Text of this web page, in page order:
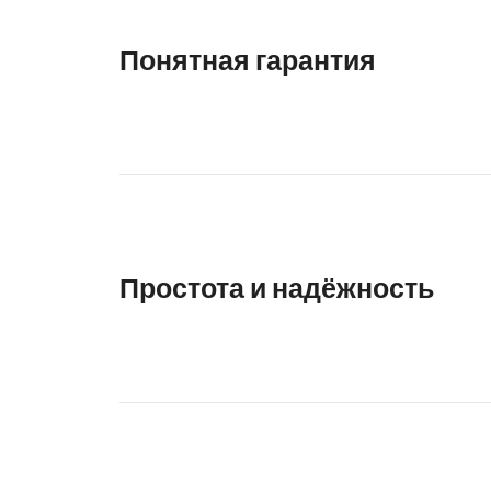
Понятная гарантия
Простота и надёжность